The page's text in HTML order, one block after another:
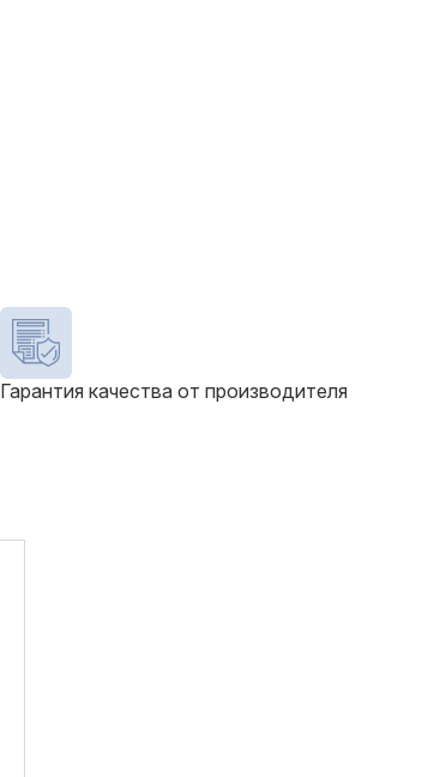
Гарантия качества от производителя